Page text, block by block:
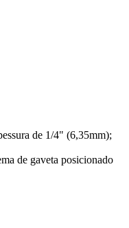
de 1/4" (6,35mm);
de gaveta posicionado